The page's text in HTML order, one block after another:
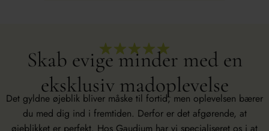
Skab evige minder med en
eksklusiv madoplevelse
Det gyldne øjeblik bliver måske til fortid, men oplevelsen bærer
du med dig ind i fremtiden. Derfor er det afgørende, at